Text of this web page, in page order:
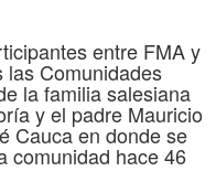
entre FMA y
las Comunidades
la familia salesiana
y el padre Mauricio
Cauca en donde se
comunidad hace 46